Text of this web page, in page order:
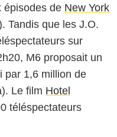
épisodes de New York
Tandis que les J.O.
sur
M6 proposait un
par 1,6 million de
Le film Hotel
téléspectateurs